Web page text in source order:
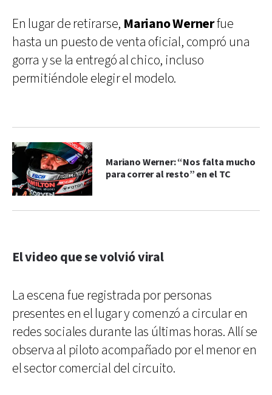
En lugar de retirarse, Mariano Wernerfue
hasta un puesto de venta oficial, compró una
gorra y se la entregó al chico, incluso
permitiéndole elegir el modelo.
Mariano Werner: “Nos falta mucho
para correr al resto” en el TC
El video que se volvió viral
La escena fue registrada por personas
presentes en el lugar y comenzó a circular en
redes sociales durante las últimas horas. Allí se
observa al piloto acompañado por el menor en
el sector comercial del circuito.